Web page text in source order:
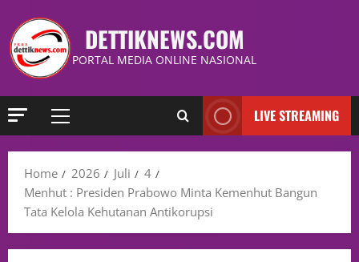
DETTIKNEWS.COM
PORTAL MEDIA ONLINE NASIONAL
LIVE STREAMING
Home 2026 Juli
4
Menhut : Presiden Prabowo Minta Kemenhut Bangun
Tata Kelola Kehutanan Antikorupsi